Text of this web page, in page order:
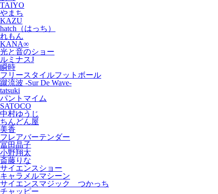
TAIYO
やまち
KAZU
hatch（はっち）
れもん
KANA∞
光と音のショー
ルミナスJ
瞬時
フリースタイルフットボール
蹴流波 -Sur De Wave-
tatsuki
パントマイム
SATOCO
中村ゆうじ
ちんどん屋
美香
フレアバーテンダー
冨田晶子
小野翔太
斎藤りな
サイエンスショー
キャラメルマシーン
サイエンスマジック つかっち
チャッピー